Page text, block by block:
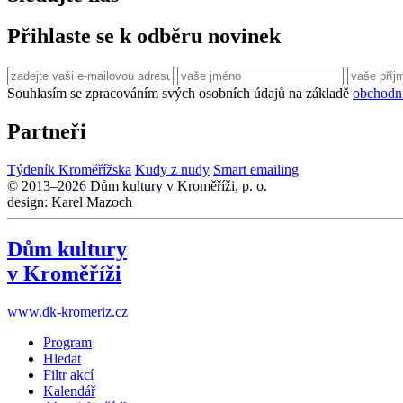
Přihlaste se k odběru novinek
Souhlasím se zpracováním svých osobních údajů na základě
Partneři
Týdeník Kroměřížska Kudy z nudy Smart emailing
© 2013–2026 Dům kultury v Kroměříži, p. o.
design: Karel Mazoch
Dům kultury
v Kroměříži
www.dk-kromeriz.cz
Program
Hledat
Filtr akcí
Kalendář